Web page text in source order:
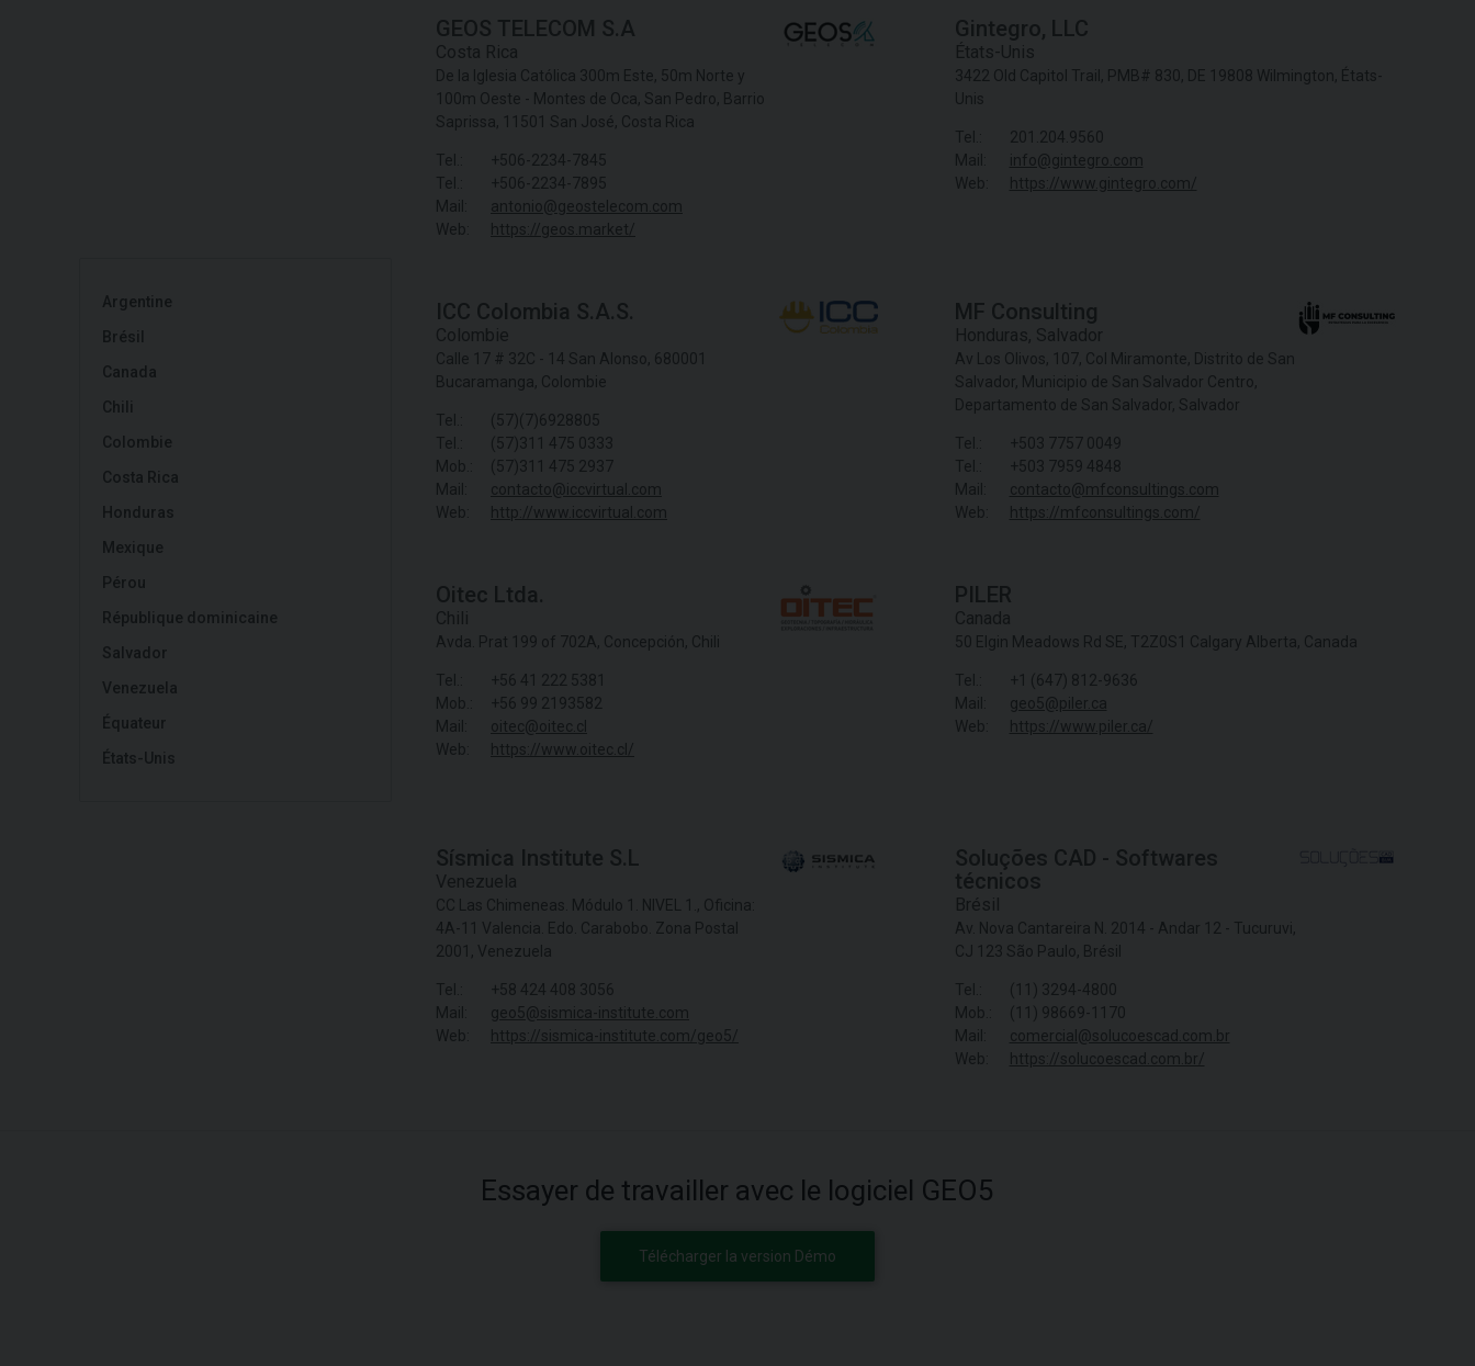
Argentine
Brésil
Canada
Chili
Colombie
Costa Rica
Honduras
Mexique
Pérou
République dominicaine
Salvador
Venezuela
Équateur
États-Unis
GEOS TELECOM S.A
Costa Rica
De la Iglesia Católica 300m Este, 50m Norte y
100m Oeste - Montes de Oca, San Pedro, Barrio
Saprissa, 11501 San José, Costa Rica
Tel.:
+506-2234-7845
Tel.:
+506-2234-7895
Mail:
antonio@geostelecom.com
Web:
https://geos.market/
Gintegro, LLC
États-Unis
3422 Old Capitol Trail, PMB# 830, DE 19808 Wilmington, États-
Unis
Tel.:
201.204.9560
Mail:
info@gintegro.com
Web:
https://www.gintegro.com/
ICC Colombia S.A.S.
Colombie
Calle 17 # 32C - 14 San Alonso, 680001
Bucaramanga, Colombie
Tel.:
(57)(7)6928805
Tel.:
(57)311 475 0333
Mob.:
(57)311 475 2937
Mail:
contacto@iccvirtual.com
Web:
http://www.iccvirtual.com
MF Consulting
Honduras, Salvador
Av Los Olivos, 107, Col Miramonte, Distrito de San
Salvador, Municipio de San Salvador Centro,
Departamento de San Salvador, Salvador
Tel.:
+503 7757 0049
Tel.:
+503 7959 4848
Mail:
contacto@mfconsultings.com
Web:
https://mfconsultings.com/
Oitec Ltda.
Chili
Avda. Prat 199 of 702A, Concepción, Chili
Tel.:
+56 41 222 5381
Mob.:
+56 99 2193582
Mail:
oitec@oitec.cl
Web:
https://www.oitec.cl/
PILER
Canada
50 Elgin Meadows Rd SE, T2Z0S1 Calgary Alberta, Canada
Tel.:
+1 (647) 812-9636
Mail:
geo5@piler.ca
Web:
https://www.piler.ca/
Sísmica Institute S.L
Venezuela
CC Las Chimeneas. Módulo 1. NIVEL 1., Oficina:
4A-11 Valencia. Edo. Carabobo. Zona Postal
2001, Venezuela
Tel.:
+58 424 408 3056
Mail:
geo5@sismica-institute.com
Web:
https://sismica-institute.com/geo5/
Soluções CAD - Softwares
técnicos
Brésil
Av. Nova Cantareira N. 2014 - Andar 12 - Tucuruvi,
CJ 123 São Paulo, Brésil
Tel.:
(11) 3294-4800
Mob.:
(11) 98669-1170
Mail:
comercial@solucoescad.com.br
Web:
https://solucoescad.com.br/
Essayer de travailler avec le logiciel GEO5
Télécharger la version Démo